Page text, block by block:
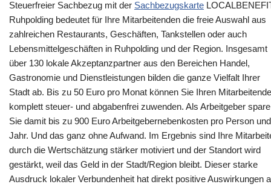
Steuerfreier Sachbezug mit der Sachbezugskarte
Ruhpolding bedeutet für Ihre Mitarbeitenden die freie Auswahl aus
zahlreichen Restaurants, Geschäften, Tankstellen oder auch
Lebensmittelgeschäften in Ruhpolding und der Region. Insgesamt
über 130 lokale Akzeptanzpartner aus den Bereichen Handel,
Gastronomie und Dienstleistungen bilden die ganze Vielfalt Ihrer
Stadt ab. Bis zu 50 Euro pro Monat können Sie Ihren
komplett steuer- und abgabenfrei zuwenden. Als Arbeitgeber
Sie damit bis zu 900 Euro Arbeitgebernebenkosten pro Person und
Jahr. Und das ganz ohne Aufwand. Im Ergebnis sind Ihre
durch die Wertschätzung stärker motiviert und der Standort wird
gestärkt, weil das Geld in der Stadt/Region bleibt. Dieser starke
Ausdruck lokaler Verbundenheit hat direkt positive Auswirkungen